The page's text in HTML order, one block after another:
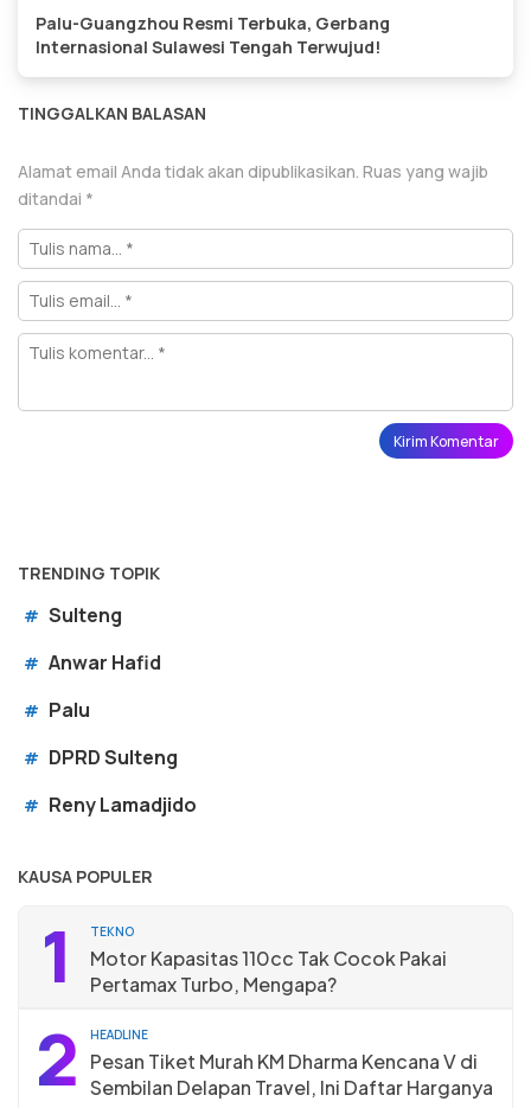
Palu-Guangzhou Resmi Terbuka, Gerbang
Internasional Sulawesi Tengah Terwujud!
TINGGALKAN BALASAN
Alamat email Anda tidak akan dipublikasikan. Ruas yang wajib
ditandai *
TRENDING TOPIK
# Sulteng
# Anwar Hafid
# Palu
# DPRD Sulteng
# Reny Lamadjido
KAUSA POPULER
1 TEKNO
Motor Kapasitas 110cc Tak Cocok Pakai
Pertamax Turbo, Mengapa?
2 HEADLINE
Pesan Tiket Murah KM Dharma Kencana V di
Sembilan Delapan Travel, Ini Daftar Harganya